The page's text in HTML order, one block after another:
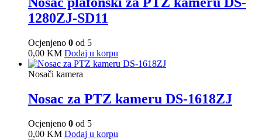
1280ZJ-SD11
Ocjenjeno 0 od 5
0,00 KM Dodaj u korpu
Nosači kamera
Nosac za PTZ kameru DS-1618ZJ
Ocjenjeno 0 od 5
0,00 KM Dodaj u korpu